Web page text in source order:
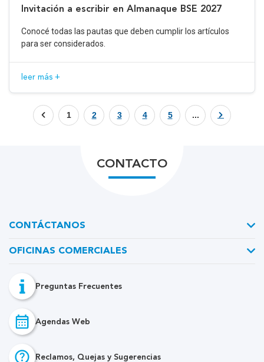
Invitación a escribir en Almanaque BSE 2027
Conocé todas las pautas que deben cumplir los artículos
para ser considerados.
leer más +
1 2 3 4 5 ...
CONTACTO
CONTÁCTANOS
OFICINAS COMERCIALES
Preguntas Frecuentes
Agendas Web
Reclamos, Quejas y Sugerencias